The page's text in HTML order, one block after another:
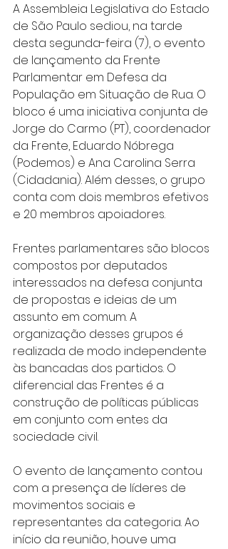
A Assembleia Legislativa do Estado
de São Paulo sediou, na tarde
desta segunda-feira (7), o evento
de lançamento da Frente
Parlamentar em Defesa da
População em Situação de Rua. O
bloco é uma iniciativa conjunta de
Jorge do Carmo (PT), coordenador
da Frente, Eduardo Nóbrega
(Podemos) e Ana Carolina Serra
(Cidadania). Além desses, o grupo
conta com dois membros efetivos
e 20 membros apoiadores.
Frentes parlamentares são blocos
compostos por deputados
interessados na defesa conjunta
de propostas e ideias de um
assunto em comum. A
organização desses grupos é
realizada de modo independente
às bancadas dos partidos. O
diferencial das Frentes é a
construção de políticas públicas
em conjunto com entes da
sociedade civil.
O evento de lançamento contou
com a presença de líderes de
movimentos sociais e
representantes da categoria. Ao
início da reunião, houve uma